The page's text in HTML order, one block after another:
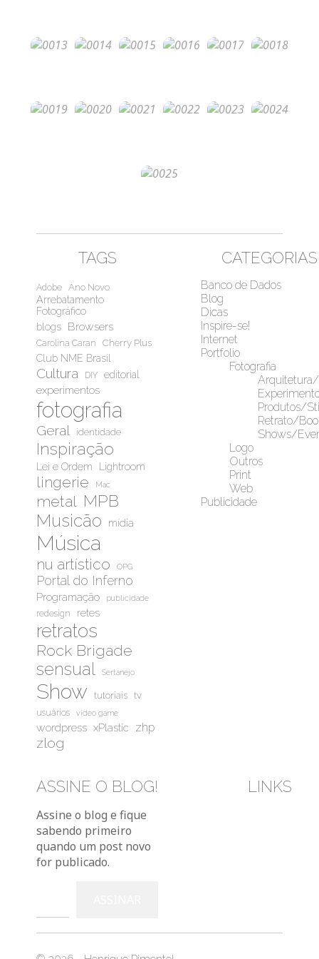
TAGS
Adobe Ano Novo
Arrebatamento
Fotográfico
blogs
Browsers
Carolina Caran Cherry Plus
Club NME Brasil
Cultura DIY editorial
experimentos
fotografia
Geral identidade
Inspiração
Lei e Ordem Lightroom
lingerie Mac
metal MPB
Musicão mídia
Música
nu artístico OPG
Portal do Inferno
Programação publicidade
redesign retes
retratos
Rock Brigade
sensual Sertanejo
Show tutoriais tv
usuários video game
wordpress xPlastic zhp
zlog
CATEGORIAS
Banco de Dados
Blog
Dicas
Inspire-se!
Internet
Portfolio
Fotografia
Produtos/
Retrato/
Shows/
Logo
Outros
Print
Web
Publicidade
ASSINE O BLOG!
Assine o blog e fique
sabendo primeiro
quando um post novo
for publicado.
LINKS